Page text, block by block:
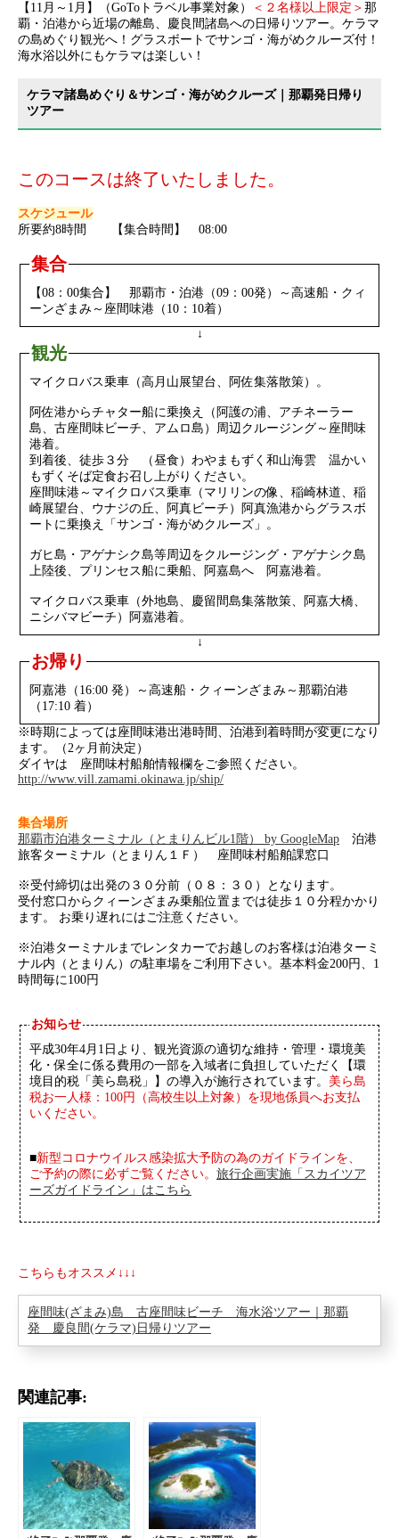
【11月～1月】（GoToトラベル事業対象） ＜２名様以上限定＞ 那
覇・泊港から近場の離島、慶良間諸島への日帰りツアー。ケラマ
の島めぐり観光へ！グラスボートでサンゴ・海がめクルーズ付！
海水浴以外にもケラマは楽しい！
ケラマ諸島めぐり＆サンゴ・海がめクルーズ｜那覇発日帰り
ツアー
このコースは終了いたしました。
スケジュール
所要約8時間 【集合時間】 08:00
集合
【08：00集合】 那覇市・泊港（09：00発）～高速船・クィ
ーンざまみ～座間味港（10：10着）
↓
観光
マイクロバス乗車（高月山展望台、阿佐集落散策）。
阿佐港からチャター船に乗換え（阿護の浦、アチネーラー
島、古座間味ビーチ、アムロ島）周辺クルージング～座間味
港着。
到着後、徒歩３分 （昼食）わやまもずく和山海雲 温かい
もずくそば定食お召し上がりください。
座間味港～マイクロバス乗車（マリリンの像、稲崎林道、稲
崎展望台、ウナジの丘、阿真ビーチ）阿真漁港からグラスボ
ートに乗換え「サンゴ・海がめクルーズ」。
ガヒ島・アゲナシク島等周辺をクルージング・アゲナシク島
上陸後、プリンセス船に乗船、阿嘉島へ 阿嘉港着。
マイクロバス乗車（外地島、慶留間島集落散策、阿嘉大橋、
ニシバマビーチ）阿嘉港着。
↓
お帰り
阿嘉港（16:00 発）～高速船・クィーンざまみ～那覇泊港
（17:10 着）
※時期によっては座間味港出港時間、泊港到着時間が変更になり
ます。（2ヶ月前決定）
ダイヤは 座間味村船舶情報欄をご参照ください。
http://www.vill.zamami.okinawa.jp/ship/
集合場所
那覇市泊港ターミナル（とまりんビル1階） by GoogleMap 泊港
旅客ターミナル（とまりん１Ｆ） 座間味村船舶課窓口
※受付締切は出発の３０分前（０８：３０）となります。
受付窓口からクィーンざまみ乗船位置までは徒歩１０分程かかり
ます。 お乗り遅れにはご注意ください。
※泊港ターミナルまでレンタカーでお越しのお客様は泊港ターミ
ナル内（とまりん）の駐車場をご利用下さい。基本料金200円、1
時間毎に100円
お知らせ
平成30年4月1日より、観光資源の適切な維持・管理・環境美
化・保全に係る費用の一部を入域者に負担していただく【環
境目的税「美ら島税」】の導入が施行されています。 美ら島
税お一人様：100円（高校生以上対象）を現地係員へお支払
いください。
■新型コロナウイルス感染拡大予防の為のガイドラインを、
ご予約の際に必ずご覧ください。 旅行企画実施「スカイツア
ーズガイドライン」はこちら
こちらもオススメ↓↓↓
座間味(ざまみ)島 古座間味ビーチ 海水浴ツアー｜那覇
発 慶良間(ケラマ)日帰りツアー
関連記事: